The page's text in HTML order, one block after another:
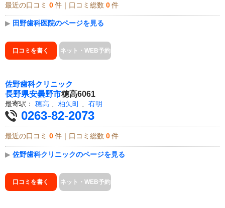
最近の口コミ 0 件｜口コミ総数 0 件
▶ 田野歯科医院のページを見る
口コミを書く ネット・WEB予約
佐野歯科クリニック
長野県安曇野市穂高6061
最寄駅： 穂高 柏矢町 有明
0263-82-2073
最近の口コミ 0 件｜口コミ総数 0 件
▶ 佐野歯科クリニックのページを見る
口コミを書く ネット・WEB予約